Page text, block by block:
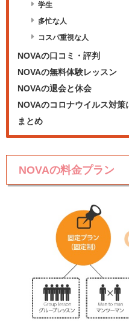
学生
多忙な人
コスパ重視な人
NOVAの口コミ・評判
NOVAの無料体験レッスン
NOVAの退会と休会
NOVAのコロナウイルス対
まとめ
NOVAの料金プラン